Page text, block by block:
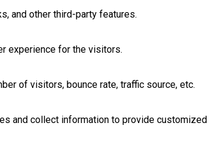
and other third-party features.
experience for the visitors.
of visitors, bounce rate, traffic source, etc.
and collect information to provide customized